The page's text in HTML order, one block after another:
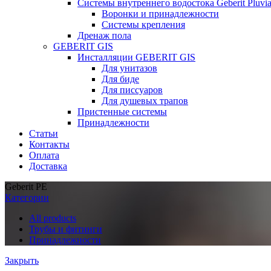
Системы внутреннего водостока Geberit Pluvia
Воронки и принадлежности
Системы крепления
Дренаж пола
GEBERIT GIS
Инсталляции GEBERIT GIS
Для унитазов
Для биде
Для писсуаров
Для душевых трапов
Пристенные системы
Принадлежности
Статьи
Контакты
Оплата
Доставка
Geberit PE
Категории
All products
Трубы и фитинги
Принадлежности
Закрыть